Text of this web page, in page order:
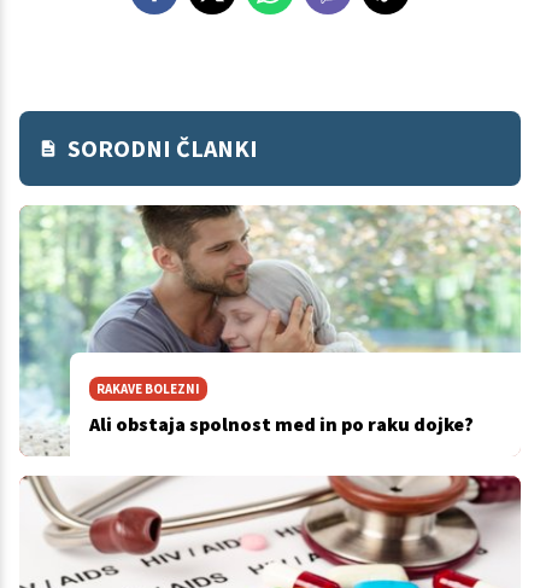
SORODNI ČLANKI
RAKAVE BOLEZNI
Ali obstaja spolnost med in po raku dojke?